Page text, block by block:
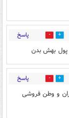
0 پاسخ
پول بهش بدن
1 پاسخ
و وطن فروشی